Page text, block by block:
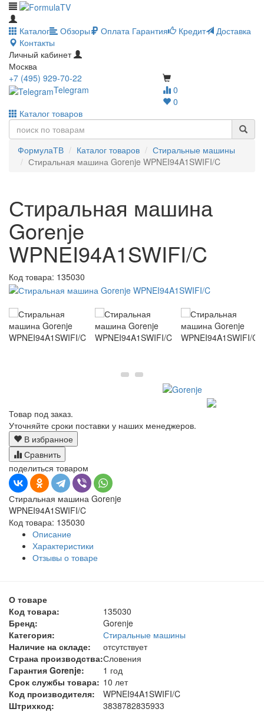
Каталог Обзоры Оплата Гарантия Кредит
Доставка
Контакты
Личный кабинет
Москва
0
0
+7 (495) 929-70-22
Telegram
Каталог товаров
ФормулаТВ Каталог товаров
Стиральные машины
Стиральная машина Gorenje WPNEI94A1SWIFI/C
Стиральная машина
Gorenje
WPNEI94A1SWIFI/C
Код товара: 135030
Товар под заказ.
Уточняйте сроки поставки у наших менеджеров.
В избранное
Сравнить
поделиться товаром
Стиральная машина Gorenje
WPNEI94A1SWIFI/C
Код товара: 135030
Описание
Характеристики
Отзывы о товаре
О товаре
Код товара:
135030
Бренд:
Gorenje
Категория:
Стиральные машины
Наличие на складе:
отсутствует
Страна производства:Словения
Гарантия Gorenje:
1 год
Срок службы товара: 10 лет
Код производителя:
WPNEI94A1SWIFI/C
Штрихкод:
3838782835933